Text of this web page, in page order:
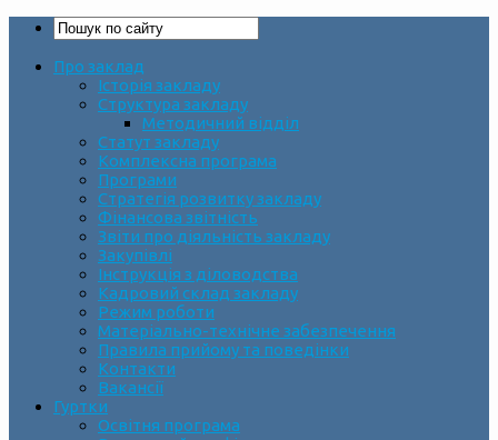
Про заклад
Історія закладу
Структура закладу
Методичний відділ
Статут закладу
Комплексна програма
Програми
Стратегія розвитку закладу
Фінансова звітність
Звіти про діяльність закладу
Закупівлі
Інструкція з діловодства
Кадровий склад закладу
Режим роботи
Матеріально-технічне забезпечення
Правила прийому та поведінки
Контакти
Вакансії
Гуртки
Освітня програма